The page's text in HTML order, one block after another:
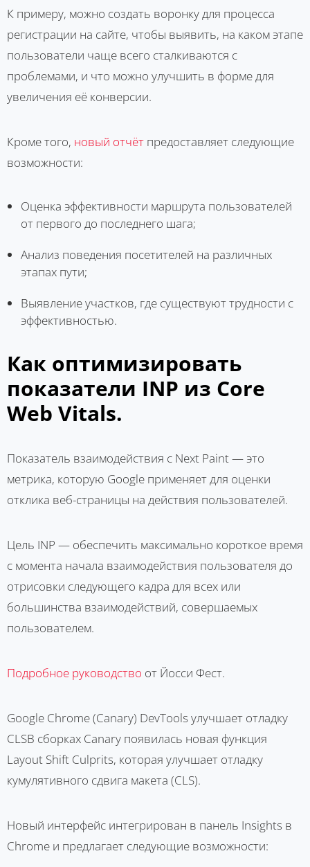
К примеру, можно создать воронку для процесса
регистрации на сайте, чтобы выявить, на каком этапе
пользователи чаще всего сталкиваются с
проблемами, и что можно улучшить в форме для
увеличения её конверсии.
Кроме того, новый отчёт предоставляет следующие
возможности:
Оценка эффективности маршрута пользователей
от первого до последнего шага;
Анализ поведения посетителей на различных
этапах пути;
Выявление участков, где существуют трудности с
эффективностью.
Как оптимизировать
показатели INP из Core
Web Vitals.
Показатель взаимодействия с Next Paint — это
метрика, которую Google применяет для оценки
отклика веб-страницы на действия пользователей.
Цель INP — обеспечить максимально короткое время
с момента начала взаимодействия пользователя до
отрисовки следующего кадра для всех или
большинства взаимодействий, совершаемых
пользователем.
Подробное руководство от Йосси Фест.
Google Chrome (Canary) DevTools улучшает отладку
CLSВ сборках Canary появилась новая функция
Layout Shift Culprits, которая улучшает отладку
кумулятивного сдвига макета (CLS).
Новый интерфейс интегрирован в панель Insights в
Chrome и предлагает следующие возможности: